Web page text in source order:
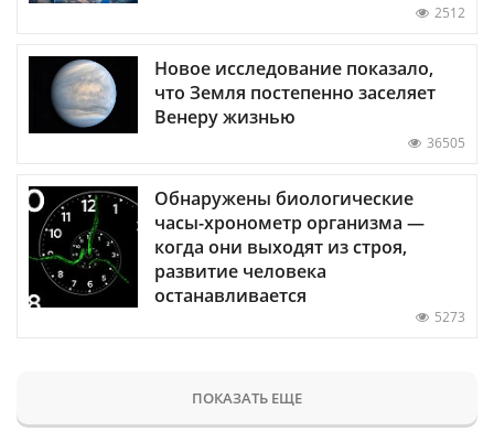
2512
Новое исследование показало,
что Земля постепенно заселяет
Венеру жизнью
36505
Обнаружены биологические
часы-хронометр организма —
когда они выходят из строя,
развитие человека
останавливается
5273
ПОКАЗАТЬ ЕЩЕ